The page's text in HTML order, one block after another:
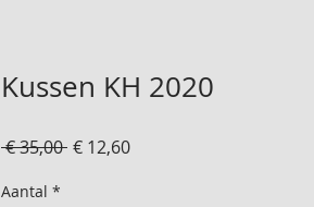
Kussen KH 2020
€ 35,00 Normale
€ 12,60Verkoopprijs
Aantal *